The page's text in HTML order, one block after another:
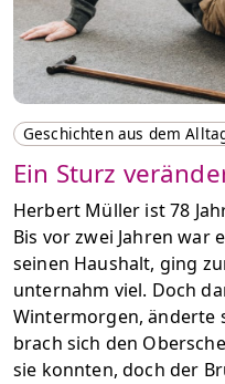
Geschichten aus dem
Ein Sturz
Herbert Müller ist 78
Bis vor zwei Jahren war
seinen Haushalt, ging
unternahm viel. Doch
Wintermorgen, änderte
brach sich den
sie konnten, doch der